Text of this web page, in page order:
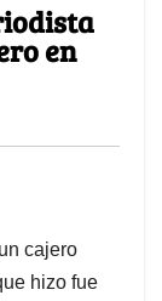
en
cajero
hizo fue